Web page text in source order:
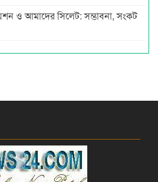
ও আমাদের সিলেট: সম্ভাবনা, সংকট